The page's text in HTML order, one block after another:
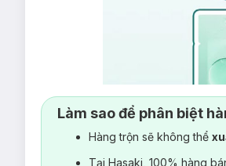
Làm sao để phân biệt
Hàng trộn sẽ không thể
Tại Hasaki, 100% hàng